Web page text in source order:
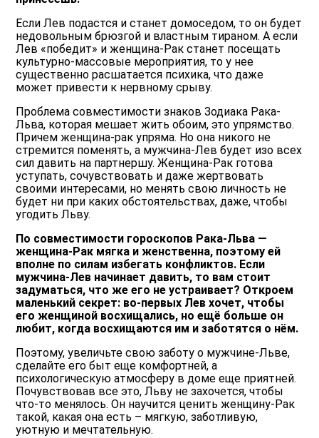
Если Лев подастся и станет домоседом, то он будет
недовольным брюзгой и властным тираном. А если
Лев «победит» и женщина-Рак станет посещать
культурно-массовые мероприятия, то у нее
существенно расшатается психика, что даже
может привести к нервному срыву.
Проблема совместимости знаков Зодиака Рака-
Льва, которая мешает жить обоим, это упрямство.
Причем женщина-рак упряма. Но она никого не
стремится поменять, а мужчина-Лев будет изо всех
сил давить на партнершу. Женщина-Рак готова
уступать, сочувствовать и даже жертвовать
своими интересами, но менять свою личность не
будет ни при каких обстоятельствах, даже, чтобы
угодить Льву.
По совместимости гороскопов Рака-Льва —
женщина-Рак мягка и женственна, поэтому ей
вполне по силам избегать конфликтов. Если
мужчина-Лев начинает давить, то вам стоит
задуматься, что же его не устраивает? Откроем
маленький секрет: во-первых Лев хочет, чтобы
его женщиной восхищались, но ещё больше он
любит, когда восхищаются им и заботятся о нём.
Поэтому, увеличьте свою заботу о мужчине-Льве,
сделайте его быт еще комфортней, а
психологическую атмосферу в доме еще приятней.
Почувствовав все это, Льву не захочется, чтобы
что-то менялось. Он научится ценить женщину-Рак
такой, какая она есть – мягкую, заботливую,
уютную и мечтательную.